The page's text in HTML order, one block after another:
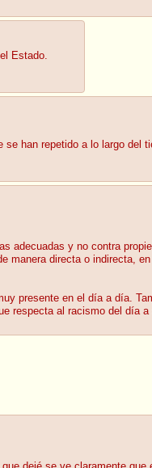
Estado.
han repetido a lo largo del
adecuadas y no contra
manera directa o indirecta,
presente en el día a día.
respecta al racismo del día a